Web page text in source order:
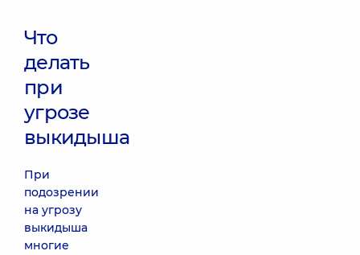
Что
делать
при
угрозе
выкидыша
При
подозрении
на угрозу
выкидыша
многие